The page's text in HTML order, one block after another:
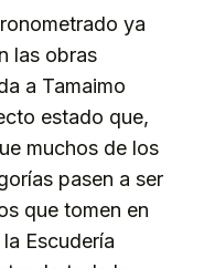
ya
las obras
a Tamaimo
estado que,
muchos de los
pasen a ser
que tomen en
Escudería